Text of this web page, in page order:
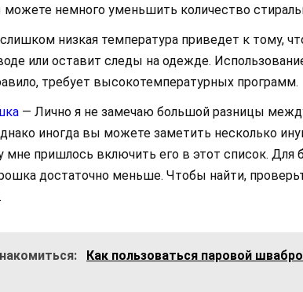
немного уменьшить количество
низкая температура приведет к тому,
или оставит следы на одежде.
требует высокотемпературных программ.
— Лично я не замечаю большой разницы
иногда вы можете заметить несколько
мне пришлось включить его в этот список. Для
достаточно меньше. Чтобы найти,
Как пользоваться паровой